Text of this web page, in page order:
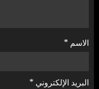
الاسم *
البريد الإلكتروني *